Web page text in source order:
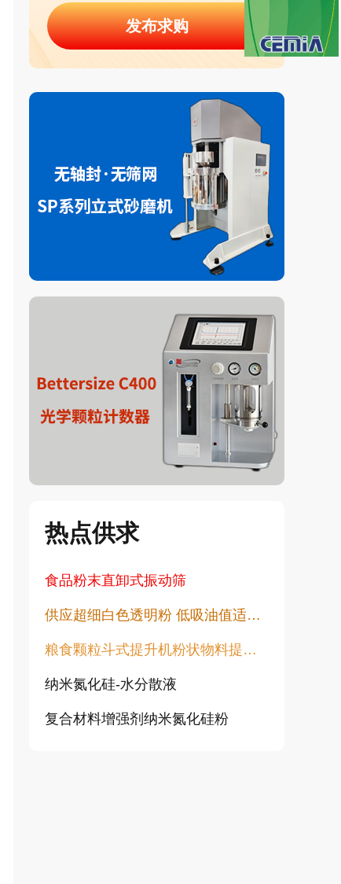
发布求购
热点供求
食品粉末直卸式振动筛
供应超细白色透明粉 低吸油值适用于塑料橡胶油漆透明粉末
粮食颗粒斗式提升机粉状物料提升机
纳米氮化硅-水分散液
复合材料增强剂纳米氮化硅粉